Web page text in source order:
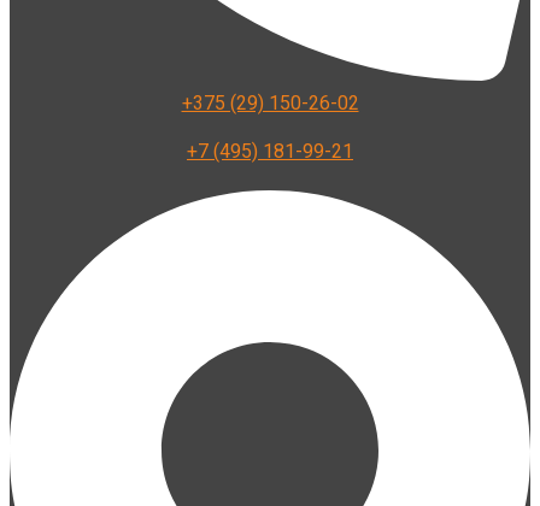
+375 (29) 150-26-02
+7 (495) 181-99-21